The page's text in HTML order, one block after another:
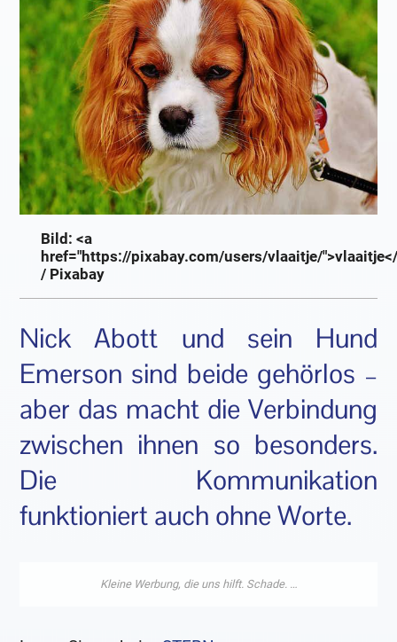
Bild: <a
href="https://pixabay.com/users/vlaaitje/
/ Pixabay
Nick Abott und sein Hund
Emerson sind beide gehörlos –
aber das macht die Verbindung
zwischen ihnen so besonders.
Die Kommunikation
funktioniert auch ohne Worte.